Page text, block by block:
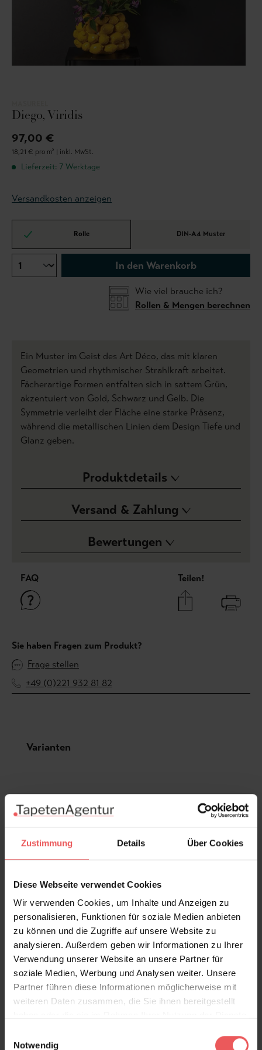
Zustimmung Details Über Cookies
Diese Webseite verwendet Cookies
Wir verwenden Cookies, um Inhalte und Anzeigen zu
personalisieren, Funktionen für soziale Medien anbieten
zu können und die Zugriffe auf unsere Website zu
analysieren. Außerdem geben wir Informationen zu Ihrer
Verwendung unserer Website an unsere Partner für
soziale Medien, Werbung und Analysen weiter. Unsere
Partner führen diese Informationen möglicherweise mit
weiteren Daten zusammen, die Sie ihnen bereitgestellt
Notwendig
Diego, Viridis
97,00 €
18,21 € pro m² | inkl. MwSt.
Lieferzeit: 7 Werktage
Versandkosten anzeigen
Rolle DIN-A4 Muster
In den Warenkorb
Wie viel brauche ich?
Rollen & Mengen berechnen
Ein Muster im Geist des Art Déco, das mit klaren
Geometrien und rhythmischer Strahlkraft arbeitet.
Fächerartige Formen entfalten sich in sattem Grün,
akzentuiert von Gold, Schwarz und Gelb. Die
Symmetrie verleiht der Fläche eine starke Präsenz,
während die metallischen Linien dem Design Tiefe und
Glanz geben.
Produktdetails
Versand & Zahlung
Bewertungen
FAQ Teilen!
Sie haben Fragen zum Produkt?
Frage stellen
+49 (0)221 932 81 82
Produktgalerie überspringen
Varianten
97,00 €